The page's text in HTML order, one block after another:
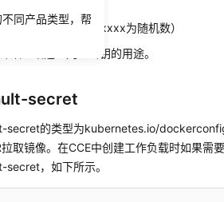
同产品类型，帮
token-xxxxx（xxxxx为随机数）
详细介绍这个几个密钥的用途。
secret
secret的类型为kubernetes.io/
拉取镜像。在CCE中创建工作负载时如果
secret，如下所示。